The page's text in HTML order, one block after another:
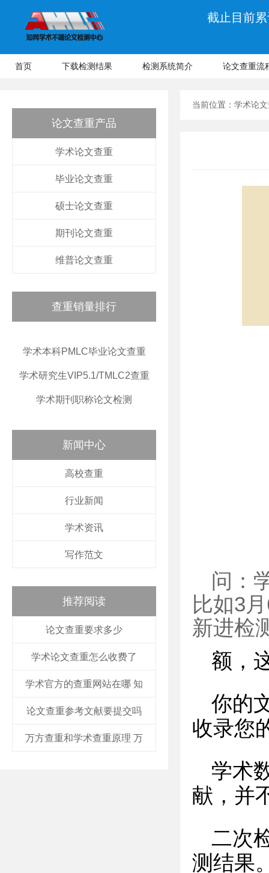
截止目前
首页 下载检测结果 检测系统简介 论文查重流
论文查重产品
学术论文查重
毕业论文查重
硕士论文查重
期刊论文查重
维普论文查重
查重销量排行
学术本科PMLC毕业论文查重
学术研究生VIP5.1/TMLC2查重
学术期刊职称论文检测
新闻中心
高校查重
行业新闻
学术资讯
写作范文
推荐阅读
论文查重要求多少
学术论文查重怎么收费了
学术官方的查重网站在哪 知
论文查重参考文献要提交吗
万方查重和学术查重原理 万
当前位置： 学术论
问：
比如3
新进检
额，
你的
收录您
学术
献，并
二次
测结果